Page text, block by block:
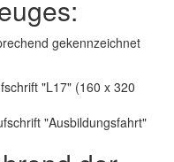
gekennzeichnet
"L17" (160 x 320
"Ausbildungsfahrt"